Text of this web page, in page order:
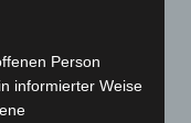
Person
informierter Weise